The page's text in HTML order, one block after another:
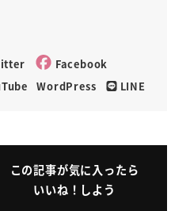
Facebook
WordPress LINE
この記事が気に入ったら
いいね！しよう